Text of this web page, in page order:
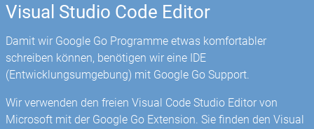
Visual Studio Code Editor
Damit wir Google Go Programme etwas komfortabler
schreiben können, benötigen wir eine IDE
(Entwicklungsumgebung) mit Google Go Support.
Wir verwenden den freien Visual Code Studio Editor von
Microsoft mit der Google Go Extension. Sie finden den Visual